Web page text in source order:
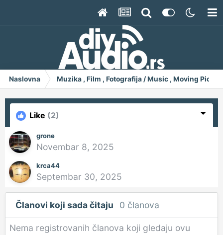
Naslovna Muzika , Film , Fotografija / Music , Moving
Like (2)
grone
Novembar 8, 2025
krca44
Septembar 30, 2025
Članovi koji sada čitaju 0 članova
Nema registrovanih članova koji gledaju ovu